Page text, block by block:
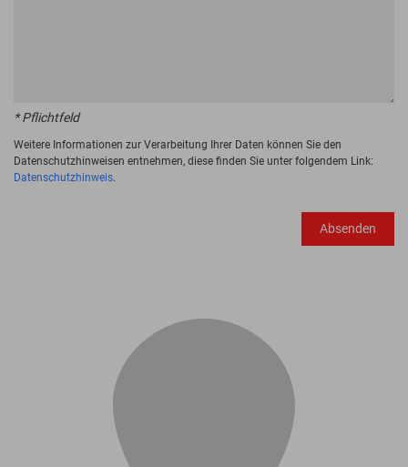
* Pflichtfeld
Weitere Informationen zur Verarbeitung Ihrer Daten können Sie den
Datenschutzhinweisen entnehmen, diese finden Sie unter folgendem Link:
Datenschutzhinweis.
Absenden